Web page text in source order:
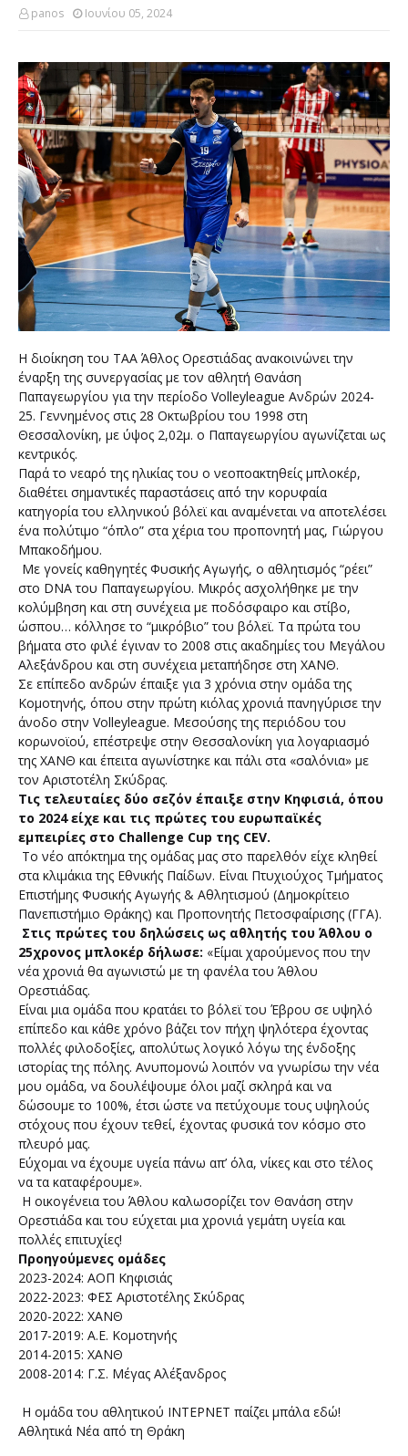
panos Ιουνίου 05, 2024
Η διοίκηση του ΤΑΑ Άθλος Ορεστιάδας ανακοινώνει την
έναρξη της συνεργασίας με τον αθλητή Θανάση
Παπαγεωργίου για την περίοδο Volleyleague Ανδρών 2024-
25. Γεννημένος στις 28 Οκτωβρίου του 1998 στη
Θεσσαλονίκη, με ύψος 2,02μ. o Παπαγεωργίου αγωνίζεται ως
κεντρικός.
Παρά το νεαρό της ηλικίας του ο νεοποακτηθείς μπλοκέρ,
διαθέτει σημαντικές παραστάσεις από την κορυφαία
κατηγορία του ελληνικού βόλεϊ και αναμένεται να αποτελέσει
ένα πολύτιμο “όπλο” στα χέρια του προπονητή μας, Γιώργου
Μπακοδήμου.
Με γονείς καθηγητές Φυσικής Αγωγής, ο αθλητισμός “ρέει”
στο DNA του Παπαγεωργίου. Μικρός ασχολήθηκε με την
κολύμβηση και στη συνέχεια με ποδόσφαιρο και στίβο,
ώσπου… κόλλησε το “μικρόβιο” του βόλεϊ. Τα πρώτα του
βήματα στο φιλέ έγιναν το 2008 στις ακαδημίες του Μεγάλου
Αλεξάνδρου και στη συνέχεια μεταπήδησε στη ΧΑΝΘ.
Σε επίπεδο ανδρών έπαιξε για 3 χρόνια στην ομάδα της
Κομοτηνής, όπου στην πρώτη κιόλας χρονιά πανηγύρισε την
άνοδο στην Volleyleague. Μεσούσης της περιόδου του
κορωνοϊού, επέστρεψε στην Θεσσαλονίκη για λογαριασμό
της ΧΑΝΘ και έπειτα αγωνίστηκε και πάλι στα «σαλόνια» με
τον Αριστοτέλη Σκύδρας.
Τις τελευταίες δύο σεζόν έπαιξε στην Κηφισιά, όπου
το 2024 είχε και τις πρώτες του ευρωπαϊκές
εμπειρίες στο Challenge Cup της CEV.
Το νέο απόκτημα της ομάδας μας στο παρελθόν είχε κληθεί
στα κλιμάκια της Εθνικής Παίδων. Είναι Πτυχιούχος Τμήματος
Επιστήμης Φυσικής Αγωγής & Αθλητισμού (Δημοκρίτειο
Πανεπιστήμιο Θράκης) και Προπονητής Πετοσφαίρισης (ΓΓΑ).
Στις πρώτες του δηλώσεις ως αθλητής του Άθλου ο
25χρονος μπλοκέρ δήλωσε: «Είμαι χαρούμενος που την
νέα χρονιά θα αγωνιστώ με τη φανέλα του Άθλου
Ορεστιάδας.
Είναι μια ομάδα που κρατάει το βόλεϊ του Έβρου σε υψηλό
επίπεδο και κάθε χρόνο βάζει τον πήχη ψηλότερα έχοντας
πολλές φιλοδοξίες, απολύτως λογικό λόγω της ένδοξης
ιστορίας της πόλης. Ανυπομονώ λοιπόν να γνωρίσω την νέα
μου ομάδα, να δουλέψουμε όλοι μαζί σκληρά και να
δώσουμε το 100%, έτσι ώστε να πετύχουμε τους υψηλούς
στόχους που έχουν τεθεί, έχοντας φυσικά τον κόσμο στο
πλευρό μας.
Εύχομαι να έχουμε υγεία πάνω απ’ όλα, νίκες και στο τέλος
να τα καταφέρουμε».
H οικογένεια του Άθλου καλωσορίζει τον Θανάση στην
Ορεστιάδα και του εύχεται μια χρονιά γεμάτη υγεία και
πολλές επιτυχίες!
Προηγούμενες ομάδες
2023-2024: ΑΟΠ Κηφισιάς
2022-2023: ΦΕΣ Αριστοτέλης Σκύδρας
2020-2022: ΧΑΝΘ
2017-2019: Α.Ε. Κομοτηνής
2014-2015: ΧΑΝΘ
2008-2014: Γ.Σ. Μέγας Αλέξανδρος
Η ομάδα του αθλητικού ΙΝΤΕΡΝΕΤ παίζει μπάλα εδώ!
Αθλητικά Νέα από τη Θράκη